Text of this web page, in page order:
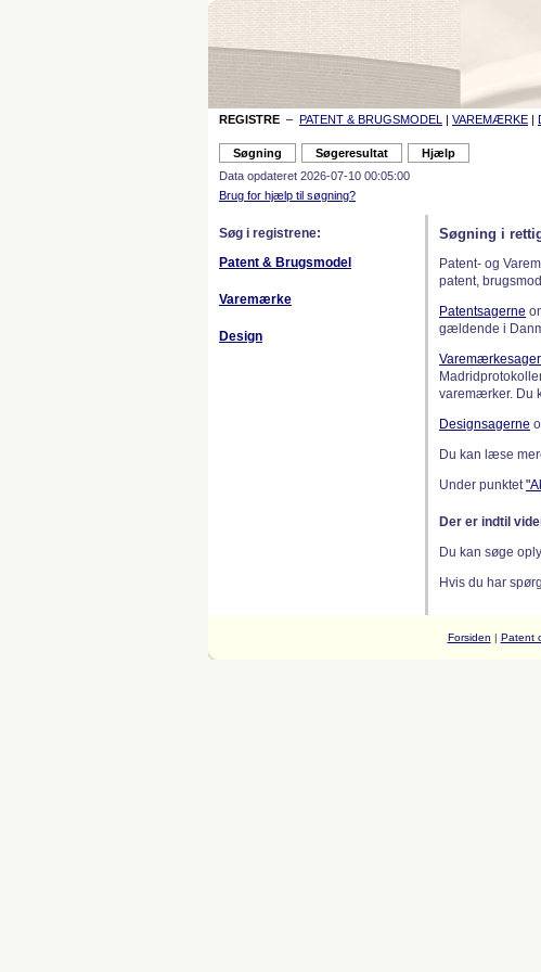
REGISTRE – PATENT & BRUGSMODEL | VAREMÆRKE |
Data opdateret 2026-07-10 00:05:00
Brug for hjælp til søgning?
Søg i registrene:
Patent & Brugsmodel
Varemærke
Design
Søgning i
Patent- og
patent,
Patentsagerne
gældende i
varemærker. Du
Designsagerne
Du kan læse
Under punktet
Der er indtil
Du kan søge
Hvis du har
Forsiden | Patent